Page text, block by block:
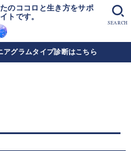
のココロと生き方をサポ
トです。
SEARCH
グラムタイプ診断はこちら